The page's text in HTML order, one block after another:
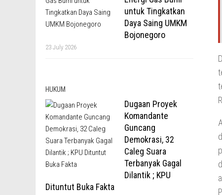
untuk Tingkatkan
Daya Saing UMKM
Bojonegoro
23 July 2026
HUKUM
Dugaan Proyek
Komandante
Guncang
Demokrasi, 32
Caleg Suara
Terbanyak Gagal
Dilantik ; KPU
Dituntut Buka Fakta